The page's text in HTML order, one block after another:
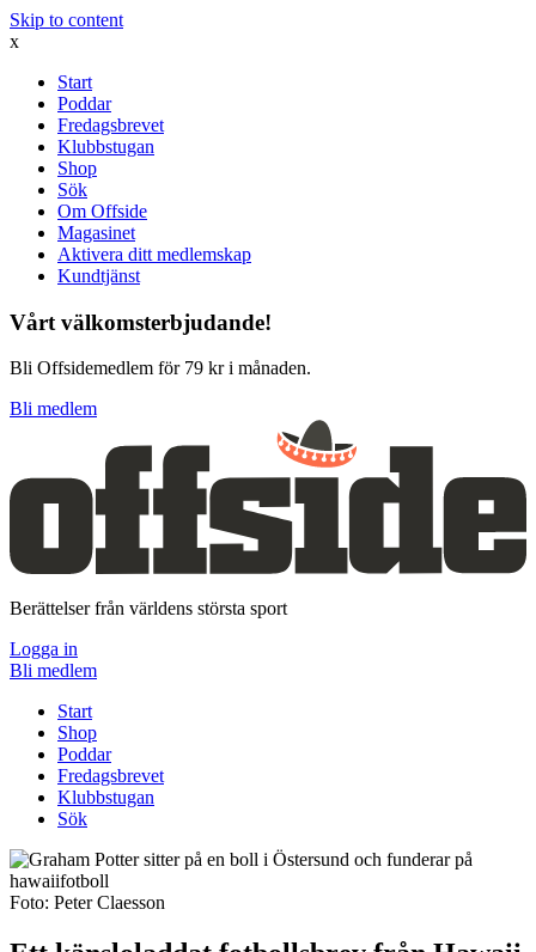
Skip to content
x
Start
Poddar
Fredagsbrevet
Klubbstugan
Shop
Sök
Om Offside
Magasinet
Aktivera ditt medlemskap
Kundtjänst
Vårt välkomsterbjudande!
Bli Offsidemedlem för 79 kr i månaden.
Bli medlem
Berättelser från världens största sport
Logga in
Bli medlem
Start
Shop
Poddar
Fredagsbrevet
Klubbstugan
Sök
Foto: Peter Claesson